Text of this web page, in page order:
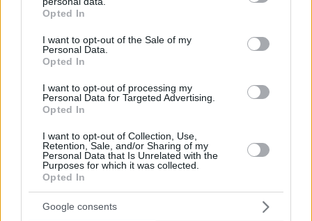
grant or deny consent to Google and its third-party tags to
use your data for below specified purposes in below Google
consent section.
Opted In
I want to opt-out of the Sale of my
Personal Data.
Opted In
I want to opt-out of processing my
Personal Data for Targeted Advertising.
Opted In
I want to opt-out of Collection, Use,
Retention, Sale, and/or Sharing of my
Personal Data that Is Unrelated with the
Purposes for which it was collected.
Opted In
Google consents
ο φορολογούμενος να επικαλεστεί στα
δικαστήρια ότι δεν ειδοποιήθηκε από την
εφορία και, άρα, δεν πρέπει να προχωρήσουν
τα εις βάρος του μέτρα είσπραξης, επειδή πχ η
η διεύθυνση ή το τηλέφωνο που είχε δηλώσει
κάποτε στην εφορία. Θεωρείται δηλαδή ότι ενώ
κάποιος μπορεί να αλλάζει σπίτι,
επαγγελματική έδρα ή τηλέφωνο, ο
προσωπικός λογαριασμός ηλεκτρονικού